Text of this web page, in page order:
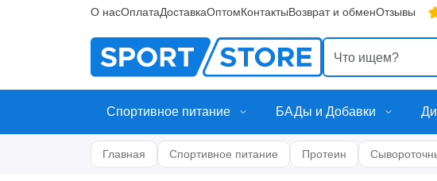
О насОплатаДоставкаОптомКонтактыВозврат и обменОтзывы
Спортивное питание БАДы и Добавки
Главная Спортивное питание Протеин